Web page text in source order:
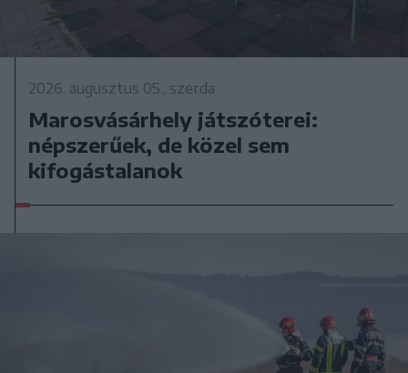
2026. augusztus 05., szerda
Marosvásárhely játszóterei:
népszerűek, de közel sem
kifogástalanok